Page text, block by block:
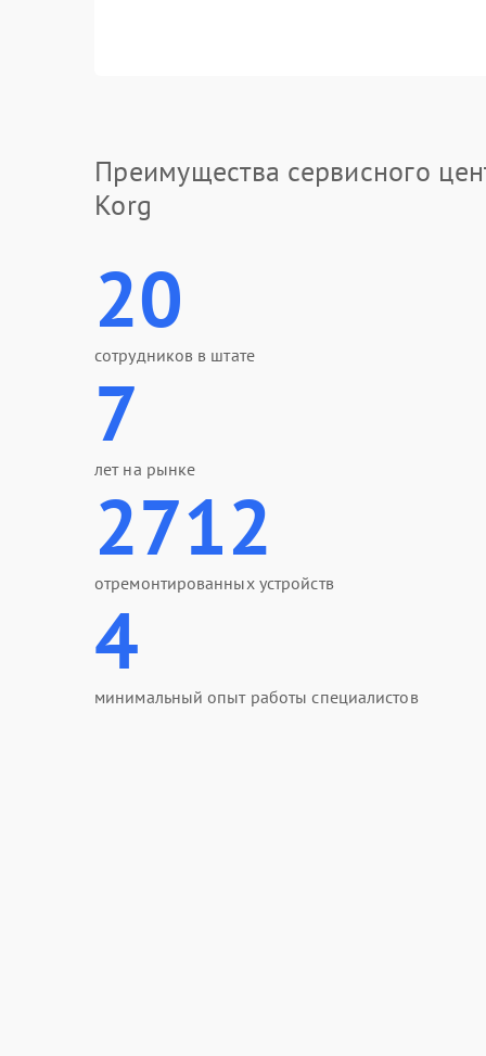
Преимущества сервисного
Korg
20
сотрудников в штате
7
лет на рынке
2712
отремонтированных устройств
4
минимальный опыт работы специалистов